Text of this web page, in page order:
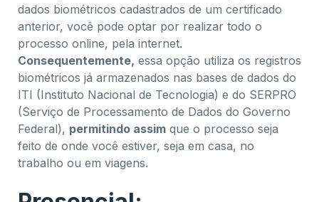
dados biométricos cadastrados de um certificado
anterior, você pode optar por realizar todo o
processo online, pela internet.
Consequentemente, essa opção utiliza os registros
biométricos já armazenados nas bases de dados do
ITI (Instituto Nacional de Tecnologia) e do SERPRO
(Serviço de Processamento de Dados do Governo
Federal), permitindo assim que o processo seja
feito de onde você estiver, seja em casa, no
trabalho ou em viagens.